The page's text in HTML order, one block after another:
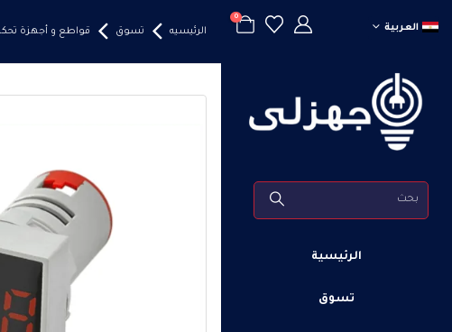
العربية
0
الرئيسية
تسوق
الرئيسيه تسوق قواطع و أجهزة